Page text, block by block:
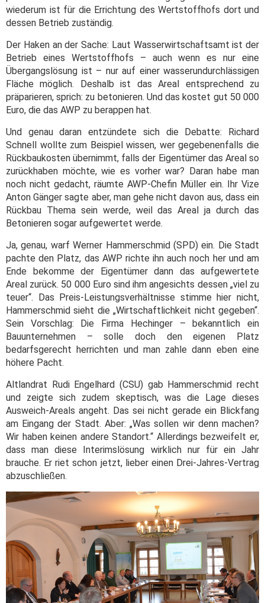
wiederum ist für die Errichtung des Wertstoffhofs dort und
dessen Betrieb zuständig.
Der Haken an der Sache: Laut Wasserwirtschaftsamt ist der
Betrieb eines Wertstoffhofs – auch wenn es nur eine
Übergangslösung ist – nur auf einer wasserundurchlässigen
Fläche möglich. Deshalb ist das Areal entsprechend zu
präparieren, sprich: zu betonieren. Und das kostet gut 50 000
Euro, die das AWP zu berappen hat.
Und genau daran entzündete sich die Debatte: Richard
Schnell wollte zum Beispiel wissen, wer gegebenenfalls die
Rückbaukosten übernimmt, falls der Eigentümer das Areal so
zurückhaben möchte, wie es vorher war? Daran habe man
noch nicht gedacht, räumte AWP-Chefin Müller ein. Ihr Vize
Anton Gänger sagte aber, man gehe nicht davon aus, dass ein
Rückbau Thema sein werde, weil das Areal ja durch das
Betonieren sogar aufgewertet werde.
Ja, genau, warf Werner Hammerschmid (SPD) ein. Die Stadt
pachte den Platz, das AWP richte ihn auch noch her und am
Ende bekomme der Eigentümer dann das aufgewertete
Areal zurück. 50 000 Euro sind ihm angesichts dessen „viel zu
teuer“. Das Preis-Leistungsverhältnisse stimme hier nicht,
Hammerschmid sieht die „Wirtschaftlichkeit nicht gegeben“.
Sein Vorschlag: Die Firma Hechinger – bekanntlich ein
Bauunternehmen – solle doch den eigenen Platz
bedarfsgerecht herrichten und man zahle dann eben eine
höhere Pacht.
Altlandrat Rudi Engelhard (CSU) gab Hammerschmid recht
und zeigte sich zudem skeptisch, was die Lage dieses
Ausweich-Areals angeht. Das sei nicht gerade ein Blickfang
am Eingang der Stadt. Aber: „Was sollen wir denn machen?
Wir haben keinen andere Standort.“ Allerdings bezweifelt er,
dass man diese Interimslösung wirklich nur für ein Jahr
brauche. Er riet schon jetzt, lieber einen Drei-Jahres-Vertrag
abzuschließen.